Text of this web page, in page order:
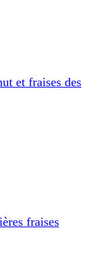
et fraises des
fraises